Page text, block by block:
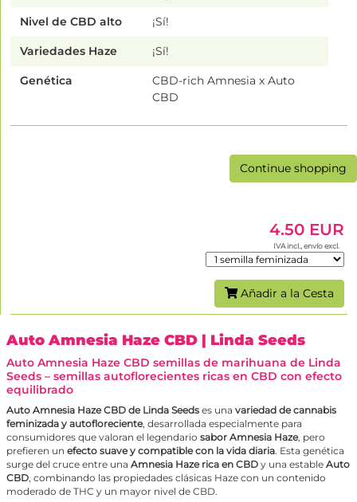
Nivel de CBD alto ¡Sí!
Variedades Haze ¡Sí!
Genética
CBD-rich Amnesia x Auto
CBD
Continue shopping
4.50 EUR
IVA incl., envío excl.
Añadir a la Cesta
Auto Amnesia Haze CBD | Linda Seeds
Auto Amnesia Haze CBD semillas de marihuana de Linda
Seeds – semillas autoflorecientes ricas en CBD con efecto
equilibrado
Auto Amnesia Haze CBD de Linda Seeds es una variedad de cannabis
feminizada y autofloreciente, desarrollada especialmente para
consumidores que valoran el legendario sabor Amnesia Haze, pero
prefieren un efecto suave y compatible con la vida diaria. Esta genética
surge del cruce entre una Amnesia Hazerica en CBD y una estable Auto
CBD, combinando las propiedades clásicas Haze con un contenido
moderado de THC y un mayor nivel de CBD.